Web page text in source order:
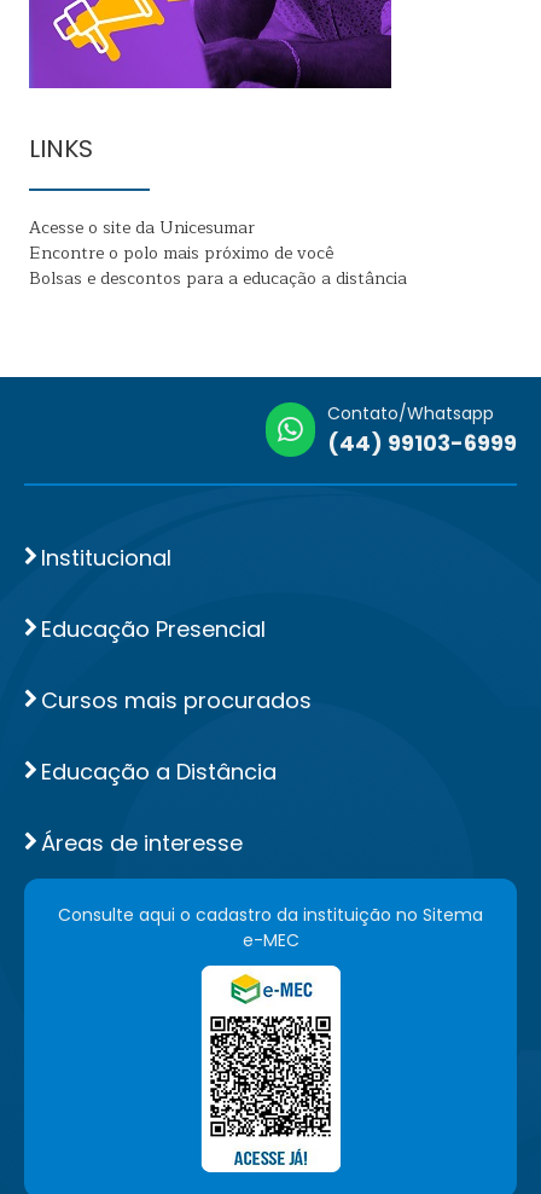
LINKS
Acesse o site da Unicesumar
Encontre o polo mais próximo de você
Bolsas e descontos para a educação a distância
Contato/Whatsapp
(44) 99103-6999
Institucional
Educação Presencial
Cursos mais procurados
Educação a Distância
Áreas de interesse
Consulte aqui o cadastro da instituição no Sitema
e-MEC